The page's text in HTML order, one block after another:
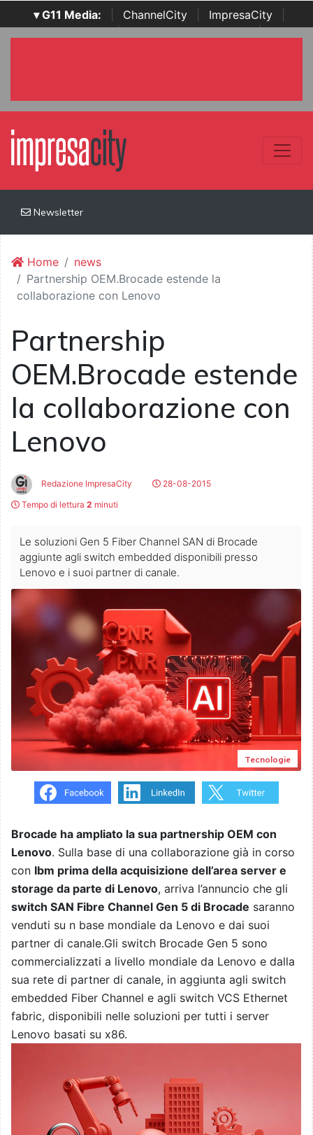
▾ G11 Media: ChannelCity ImpresaCity
SecurityOpenLab | Italian Channel Awards | Italian
Newsletter
Home
news
Partnership OEM.Brocade estende la
collaborazione con Lenovo
Partnership
OEM.Brocade estende
la collaborazione con
Lenovo
Redazione ImpresaCity
28-08-2015
Tempo di lettura 2 minuti
Le soluzioni Gen 5 Fiber Channel SAN di Brocade
aggiunte agli switch embedded disponibili presso
Lenovo e i suoi partner di canale.
Tecnologie
Brocade ha ampliato la sua partnership OEM con
Lenovo. Sulla base di una collaborazione già in corso
con Ibm prima della acquisizione dell’area server e
storage da parte di Lenovo, arriva l’annuncio che gli
switch SAN Fibre Channel Gen 5 di Brocade saranno
venduti su n base mondiale da Lenovo e dai suoi
partner di canale.Gli switch Brocade Gen 5 sono
commercializzati a livello mondiale da Lenovo e dalla
sua rete di partner di canale, in aggiunta agli switch
embedded Fiber Channel e agli switch VCS Ethernet
fabric, disponibili nelle soluzioni per tutti i server
Lenovo basati su x86.